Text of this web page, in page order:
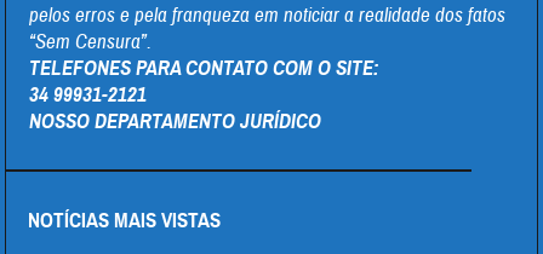
pelos erros e pela franqueza em noticiar a realidade dos fatos
“Sem Censura”.
TELEFONES PARA CONTATO COM O SITE:
34 99931-2121
NOSSO DEPARTAMENTO JURÍDICO
NOTÍCIAS MAIS VISTAS